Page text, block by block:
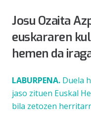
Josu Ozaita
euskararen
hemen da
LABURPENA. Duela
jaso zituen Euskal
bila zetozen